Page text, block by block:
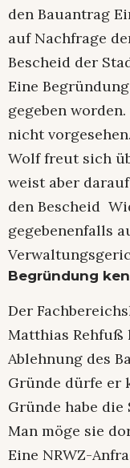
den Bauantrag
auf Nachfrage
Bescheid der
Eine
gegeben
nicht vorgesehen.
Wolf freut sich
weist aber
den Bescheid
gegebenenfalls
Begründung
Der
Matthias Rehfuß
Ablehnung des
Gründe dürfe er
Gründe habe
Man möge sie
Eine NRWZ-